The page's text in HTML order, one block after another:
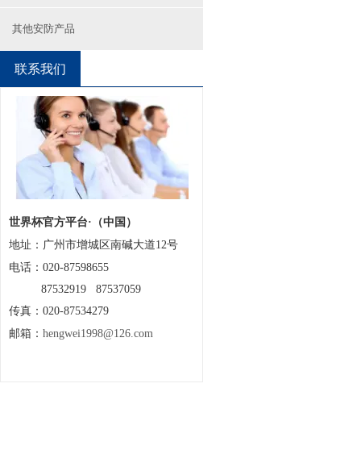
其他安防产品
联系我们
世界杯官方平台·（中国）
地址： 广州市增城区南碱大道12号
电话：020-87598655
87532919 87537059
传真：020-87534279
邮箱： hengwei1998@126.com